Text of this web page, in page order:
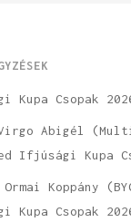
Kupa Csopak
Abigél
Ifjúsági Kupa
Koppány
Kupa Csopak